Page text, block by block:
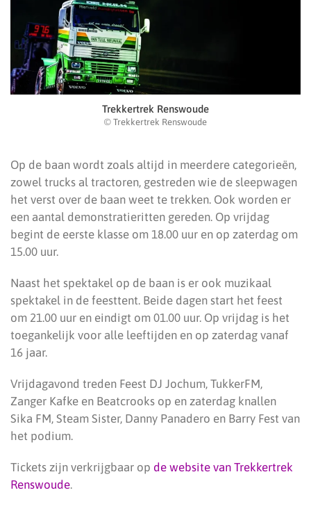
Trekkertrek Renswoude
© Trekkertrek Renswoude
Op de baan wordt zoals altijd in meerdere categorieën,
zowel trucks al tractoren, gestreden wie de sleepwagen
het verst over de baan weet te trekken. Ook worden er
een aantal demonstratieritten gereden. Op vrijdag
begint de eerste klasse om 18.00 uur en op zaterdag om
15.00 uur.
Naast het spektakel op de baan is er ook muzikaal
spektakel in de feesttent. Beide dagen start het feest
om 21.00 uur en eindigt om 01.00 uur. Op vrijdag is het
toegankelijk voor alle leeftijden en op zaterdag vanaf
16 jaar.
Vrijdagavond treden Feest DJ Jochum, TukkerFM,
Zanger Kafke en Beatcrooks op en zaterdag knallen
Sika FM, Steam Sister, Danny Panadero en Barry Fest van
het podium.
Tickets zijn verkrijgbaar op de website van Trekkertrek
Renswoude.